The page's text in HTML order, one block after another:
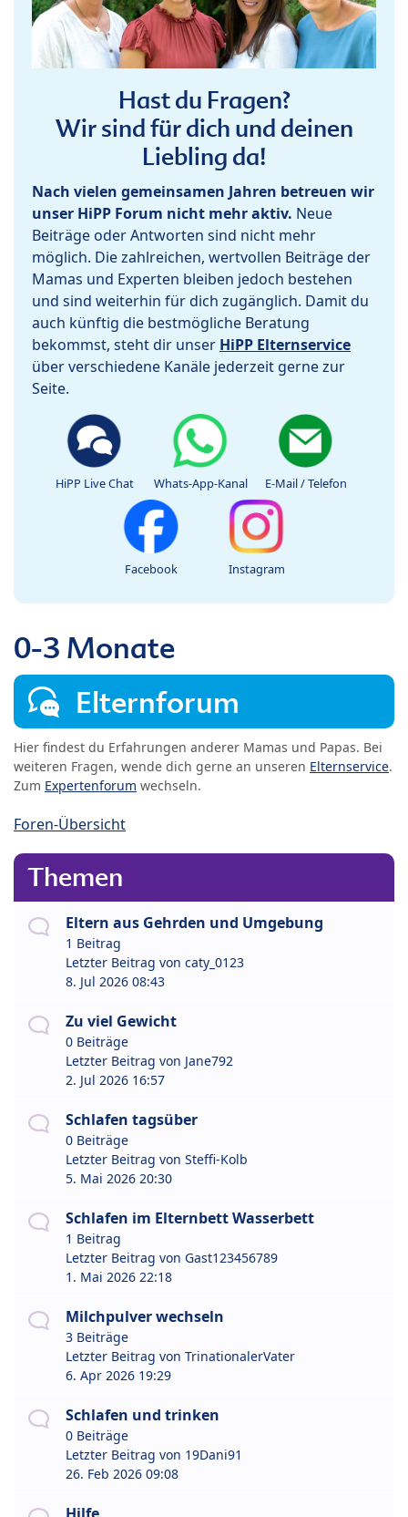
Hast du Fragen?
Wir sind für dich und deinen
Liebling da!
Nach vielen gemeinsamen Jahren betreuen wir
unser HiPP Forum nicht mehr aktiv. Neue
Beiträge oder Antworten sind nicht mehr
möglich. Die zahlreichen, wertvollen Beiträge der
Mamas und Experten bleiben jedoch bestehen
und sind weiterhin für dich zugänglich. Damit du
auch künftig die bestmögliche Beratung
bekommst, steht dir unser HiPP Elternservice
über verschiedene Kanäle jederzeit gerne zur
Seite.
HiPP Live Chat Whats-App-Kanal E-Mail / Telefon
Facebook Instagram
0-3 Monate
Elternforum
Hier findest du Erfahrungen anderer Mamas und Papas. Bei
weiteren Fragen, wende dich gerne an unseren Elternservice.
Zum Expertenforum wechseln.
Foren-Übersicht
Themen
Eltern aus Gehrden und Umgebung
1 Beitrag
Letzter Beitrag von caty_0123
8. Jul 2026 08:43
Zu viel Gewicht
0 Beiträge
Letzter Beitrag von Jane792
2. Jul 2026 16:57
Schlafen tagsüber
0 Beiträge
Letzter Beitrag von Steffi-Kolb
5. Mai 2026 20:30
Schlafen im Elternbett Wasserbett
1 Beitrag
Letzter Beitrag von Gast123456789
1. Mai 2026 22:18
Milchpulver wechseln
3 Beiträge
Letzter Beitrag von TrinationalerVater
6. Apr 2026 19:29
Schlafen und trinken
0 Beiträge
Letzter Beitrag von 19Dani91
26. Feb 2026 09:08